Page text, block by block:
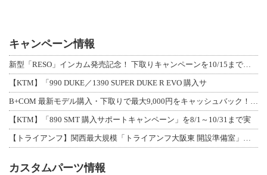
キャンペーン情報
新型「RESO」インカム発売記念！ 下取りキャンペーンを10/15まで延長して開
【KTM】「990 DUKE／1390 SUPER DUKE R EVO 購入サ
B+COM 最新モデル購入・下取りで最大9,000円をキャッシュバック！「B+F
【KTM】「890 SMT 購入サポートキャンペーン」を8/1～10/31まで実
【トライアンフ】関西最大規模「トライアンフ大阪東 開設準備室」がオープン！ 限定
カスタムパーツ情報